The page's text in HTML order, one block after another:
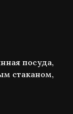
посуда,
стаканом,